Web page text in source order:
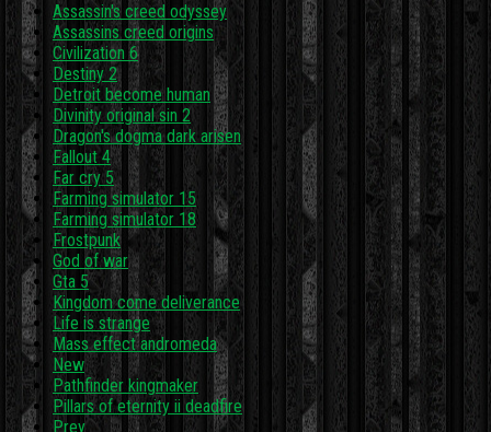
Assassin's creed odyssey
Assassins creed origins
Civilization 6
Destiny 2
Detroit become human
Divinity original sin 2
Dragon's dogma dark arisen
Fallout 4
Far cry 5
Farming simulator 15
Farming simulator 18
Frostpunk
God of war
Gta 5
Kingdom come deliverance
Life is strange
Mass effect andromeda
New
Pathfinder kingmaker
Pillars of eternity ii deadfire
Prey